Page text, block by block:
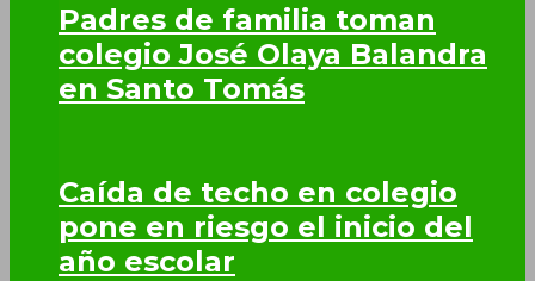
Padres de familia toman
colegio José Olaya Balandra
en Santo Tomás
Caída de techo en colegio
pone en riesgo el inicio del
año escolar